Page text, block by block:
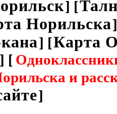
] [
Норильска
] [Карта
] [
и
]